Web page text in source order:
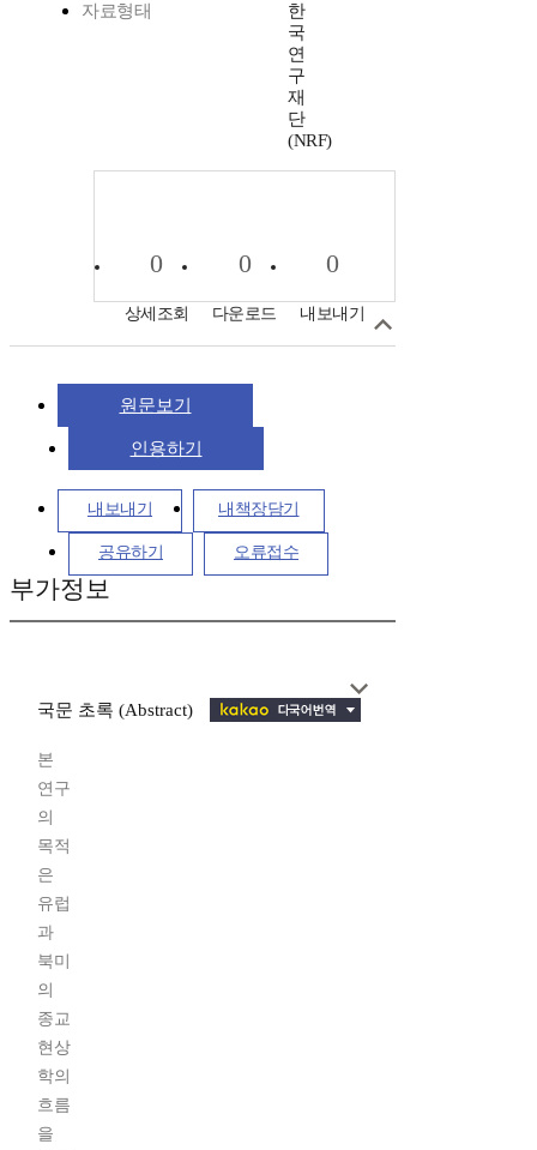
자료형태
한
국
연
구
재
단
(NRF)
0
상세조회
0
다운로드
0
내보내기
원문보기
인용하기
내보내기 내책장담기
공유하기 오류접수
부가정보
국문 초록 (Abstract)
본
연구
의
목적
은
유럽
과
북미
의
종교
현상
학의
흐름
을